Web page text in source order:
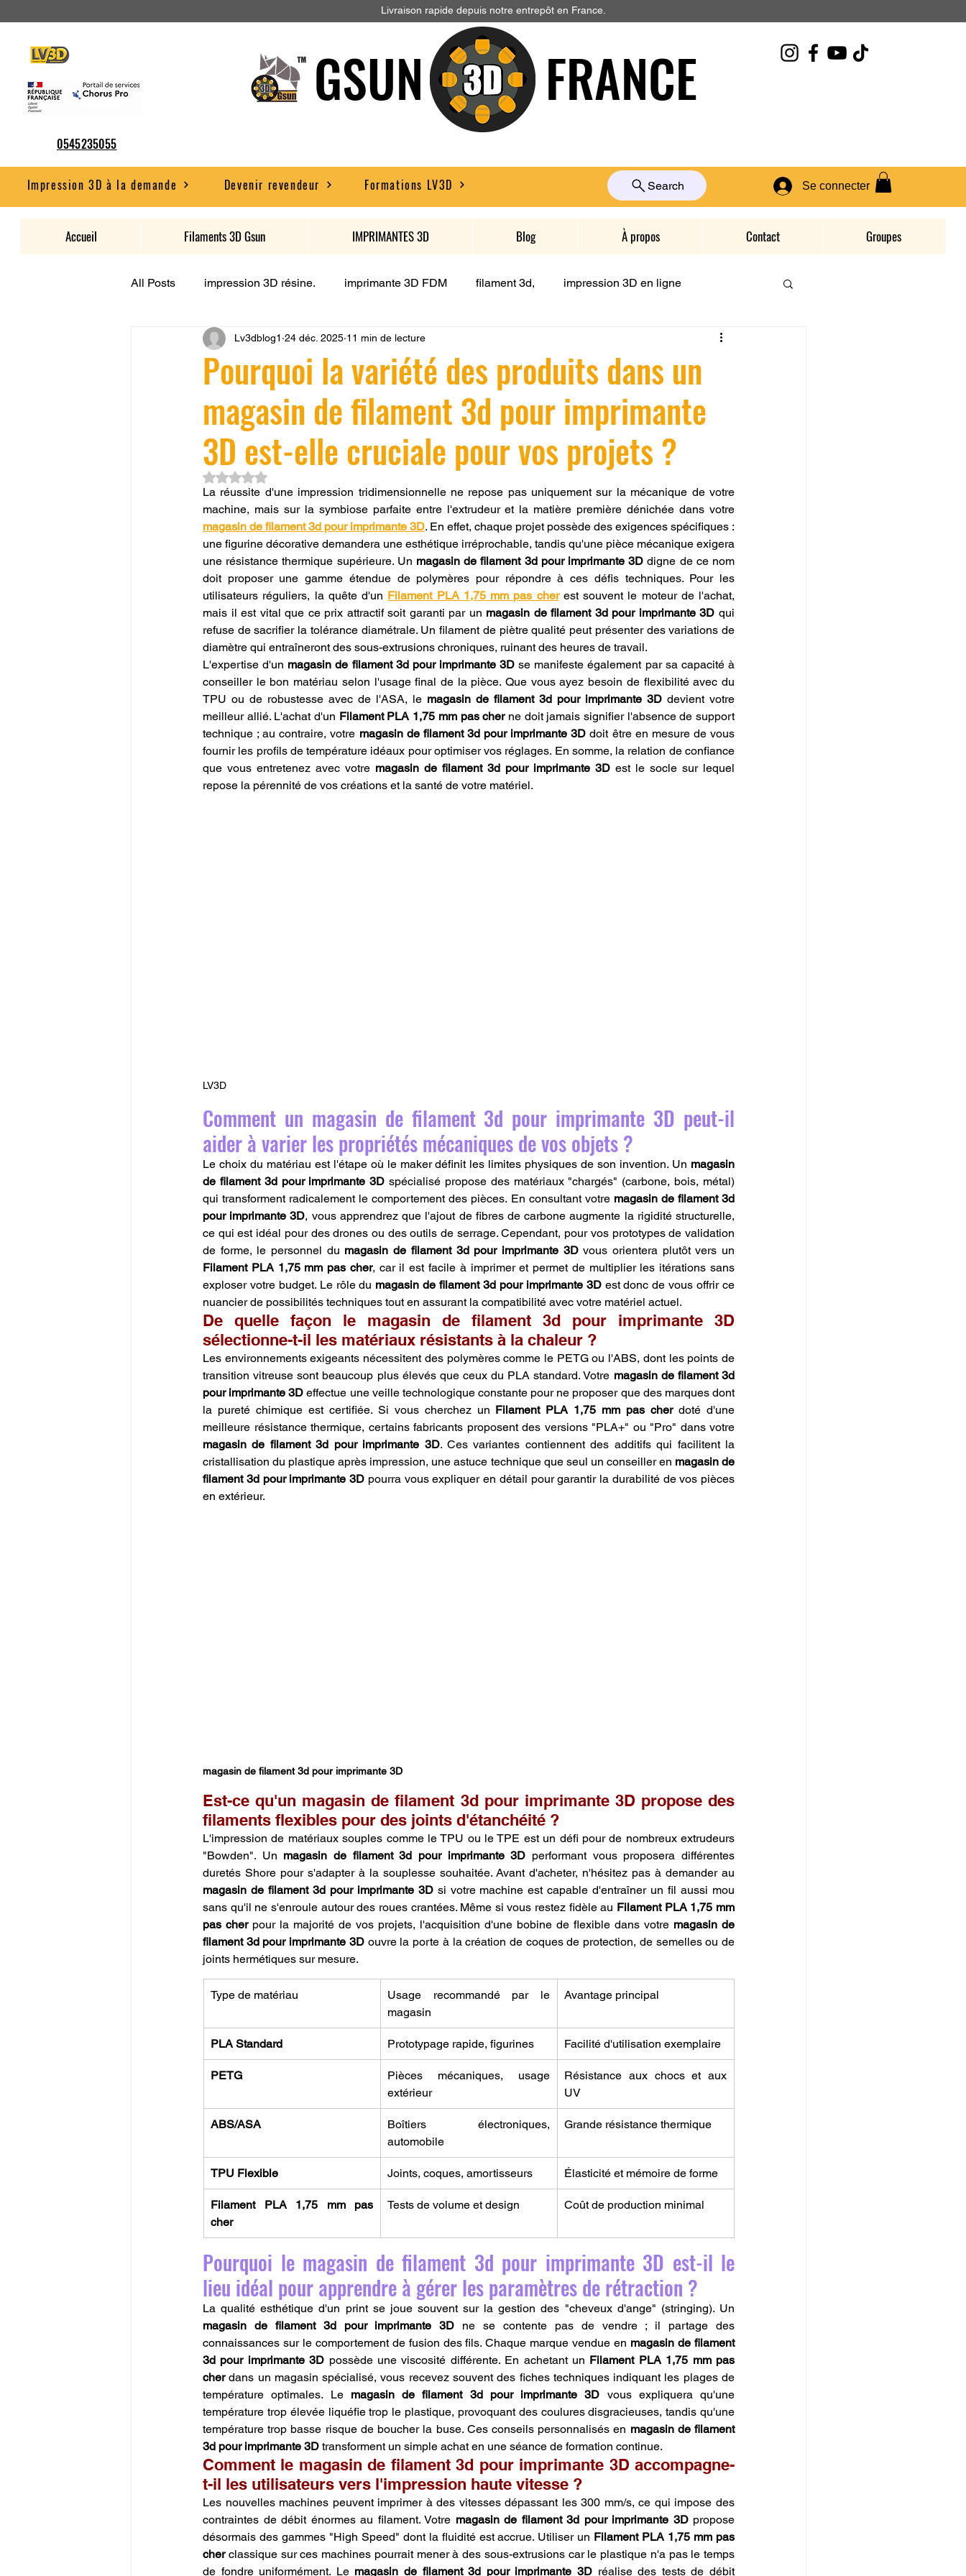
Livraison rapide depuis notre entrepôt en France.
0545235055
GSUN FRANCE
Impression 3D à la demande Devenir revendeur Formations LV3D Se connecter
Search
Accueil Filaments 3D Gsun IMPRIMANTES 3D Blog À propos Contact Groupes
All Posts impression 3D résine. imprimante 3D FDM filament 3d, impression 3D en ligne
CONCESSION LV3D JEU LV3D Formation
Formation à l'impression 3D CPF impression 3D à la demande Formation 3D en ligne.
filament 3D Refaire une piece en 3D Filament PETG Filament ABS
Entretien imprimante 3D postraitement SNAPMAKER CRÉALITY SPARK X I7 CREALITY
fusion 360 Formation CREALITY PRINT
Pourquoi la variété des produits dans un
magasin de filament 3d pour imprimante
3D est-elle cruciale pour vos projets ?
Lv3dblog1 24 déc. 2025 11 min de lecture
Noté NaN étoiles sur 5.
La réussite d'une impression tridimensionnelle ne repose pas uniquement sur la mécanique de votre
magasin de filament 3d pour imprimante 3D. En effet, chaque projet possède des exigences spécifiques :
une figurine décorative demandera une esthétique irréprochable, tandis qu'une pièce mécanique exigera
une résistance thermique supérieure. Un magasin de filament 3d pour imprimante 3D digne de ce nom
doit proposer une gamme étendue de polymères pour répondre à ces défis techniques. Pour les
utilisateurs réguliers, la quête d'un Filament PLA 1,75 mm pas cher est souvent le moteur de l'achat,
mais il est vital que ce prix attractif soit garanti par un magasin de filament 3d pour imprimante 3D qui
refuse de sacrifier la tolérance diamétrale. Un filament de piètre qualité peut présenter des variations de
diamètre qui entraîneront des sous-extrusions chroniques, ruinant des heures de travail.
L'expertise d'un magasin de filament 3d pour imprimante 3D se manifeste également par sa capacité à
conseiller le bon matériau selon l'usage final de la pièce. Que vous ayez besoin de flexibilité avec du
TPU ou de robustesse avec de l'ASA, le magasin de filament 3d pour imprimante 3D devient votre
meilleur allié. L'achat d'un Filament PLA 1,75 mm pas cher ne doit jamais signifier l'absence de support
technique ; au contraire, votre magasin de filament 3d pour imprimante 3D doit être en mesure de vous
fournir les profils de température idéaux pour optimiser vos réglages. En somme, la relation de confiance
que vous entretenez avec votre magasin de filament 3d pour imprimante 3D est le socle sur lequel
repose la pérennité de vos créations et la santé de votre matériel.
LV3D
Comment un magasin de filament 3d pour imprimante 3D peut-il
aider à varier les propriétés mécaniques de vos objets ?
Le choix du matériau est l'étape où le maker définit les limites physiques de son invention. Un magasin
de filament 3d pour imprimante 3D spécialisé propose des matériaux "chargés" (carbone, bois, métal)
qui transforment radicalement le comportement des pièces. En consultant votre magasin de filament 3d
pour imprimante 3D, vous apprendrez que l'ajout de fibres de carbone augmente la rigidité structurelle,
ce qui est idéal pour des drones ou des outils de serrage. Cependant, pour vos prototypes de validation
de forme, le personnel du magasin de filament 3d pour imprimante 3D
Filament PLA 1,75 mm pas cher, car il est facile à imprimer et permet de multiplier les itérations sans
exploser votre budget. Le rôle du magasin de filament 3d pour imprimante 3D est donc de vous offrir ce
nuancier de possibilités techniques tout en assurant la compatibilité avec votre matériel actuel.
De quelle façon le magasin de filament 3d pour imprimante 3D
sélectionne-t-il les matériaux résistants à la chaleur ?
Les environnements exigeants nécessitent des polymères comme le PETG ou l'ABS, dont les points de
transition vitreuse sont beaucoup plus élevés que ceux du PLA standard. Votre magasin de filament 3d
pour imprimante 3D effectue une veille technologique constante pour ne proposer que des marques dont
la pureté chimique est certifiée. Si vous cherchez un Filament PLA 1,75 mm pas cher doté d'une
magasin de filament 3d pour imprimante 3D. Ces variantes contiennent des additifs qui facilitent la
cristallisation du plastique après impression, une astuce technique que seul un conseiller en magasin de
filament 3d pour imprimante 3D pourra vous expliquer en détail pour garantir la durabilité de vos pièces
en extérieur.
magasin de filament 3d pour imprimante 3D
Est-ce qu'un magasin de filament 3d pour imprimante 3D propose des
filaments flexibles pour des joints d'étanchéité ?
L'impression de matériaux souples comme le TPU ou le TPE est un défi pour de nombreux extrudeurs
"Bowden". Un magasin de filament 3d pour imprimante 3D performant vous proposera différentes
magasin de filament 3d pour imprimante 3D si votre machine est capable d'entraîner un fil aussi mou
sans qu'il ne s'enroule autour des roues crantées. Même si vous restez fidèle au Filament PLA 1,75 mm
pas cher pour la majorité de vos projets, l'acquisition d'une bobine de flexible dans votre magasin de
filament 3d pour imprimante 3D ouvre la porte à la création de coques de protection, de semelles ou de
joints hermétiques sur mesure.
Type de matériau
Usage recommandé par le
magasin
Avantage principal
PLA Standard Prototypage rapide, figurines Facilité d'utilisation exemplaire
PETG
Pièces mécaniques, usage
extérieur
Résistance aux chocs et aux
UV
ABS/ASA
Boîtiers électroniques,
automobile
Grande résistance thermique
TPU Flexible Joints, coques, amortisseurs Élasticité et mémoire de forme
Filament PLA 1,75 mm pas
cher
Tests de volume et design Coût de production minimal
Pourquoi le magasin de filament 3d pour imprimante 3D est-il le
lieu idéal pour apprendre à gérer les paramètres de rétraction ?
magasin de filament 3d pour imprimante 3D ne se contente pas de vendre ; il partage des
connaissances sur le comportement de fusion des fils. Chaque marque vendue en magasin de filament
3d pour imprimante 3D possède une viscosité différente. En achetant un Filament PLA 1,75 mm pas
cher dans un magasin spécialisé, vous recevez souvent des fiches techniques indiquant les plages de
température optimales. Le magasin de filament 3d pour imprimante 3D vous expliquera qu'une
température trop élevée liquéfie trop le plastique, provoquant des coulures disgracieuses, tandis qu'une
température trop basse risque de boucher la buse. Ces conseils personnalisés en magasin de filament
3d pour imprimante 3D transforment un simple achat en une séance de formation continue.
Comment le magasin de filament 3d pour imprimante 3D accompagne-
t-il les utilisateurs vers l'impression haute vitesse ?
Les nouvelles machines peuvent imprimer à des vitesses dépassant les 300 mm/s, ce qui impose des
contraintes de débit énormes au filament. Votre magasin de filament 3d pour imprimante 3D propose
désormais des gammes "High Speed" dont la fluidité est accrue. Utiliser un Filament PLA 1,75 mm pas
cher classique sur ces machines pourrait mener à des sous-extrusions car le plastique n'a pas le temps
de fondre uniformément. Le magasin de filament 3d pour imprimante 3D réalise des tests de débit